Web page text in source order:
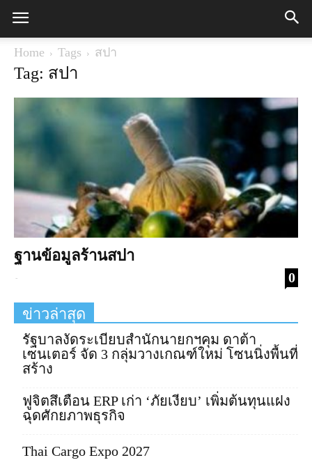
Home Tags สปา
Tag: สปา
ฐานข้อมูลร้านสปา
- 0
ข่าวล่าสุด
รัฐบาลงัดระเบียบสำนักนายกฯคุม ดาต้า
เซนเตอร์ จัด 3 กลุ่มวางเกณฑ์ใหม่ โซนนิ่งพื้นที่
สร้าง
ฟูจิตสึเตือน ERP เก่า ‘ภัยเงียบ’ เพิ่มต้นทุนแฝง
ฉุดศักยภาพธุรกิจ
Thai Cargo Expo 2027